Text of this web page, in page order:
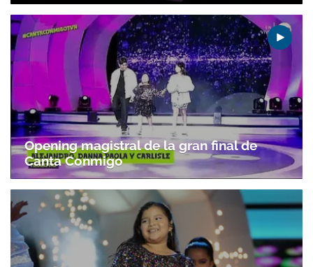
Opening magistral de la gran final de
Canta Conmigo